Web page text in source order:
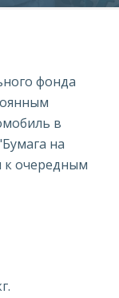
фонда
в
на
к очередным